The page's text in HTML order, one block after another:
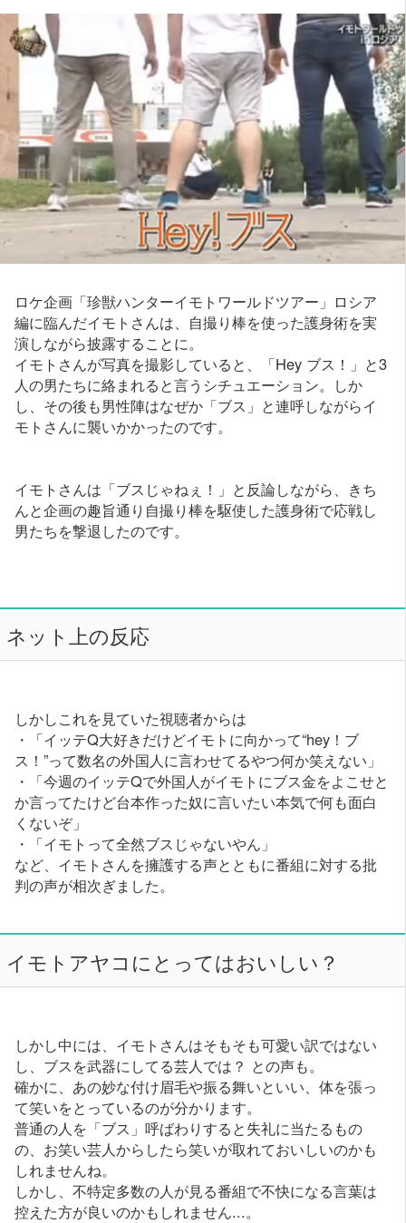
ロケ企画「珍獣ハンターイモトワールドツアー」ロシア
編に臨んだイモトさんは、自撮り棒を使った護身術を実
演しながら披露することに。
イモトさんが写真を撮影していると、「Hey ブス！」と3
人の男たちに絡まれると言うシチュエーション。しか
し、その後も男性陣はなぜか「ブス」と連呼しながらイ
モトさんに襲いかかったのです。
イモトさんは「ブスじゃねぇ！」と反論しながら、きち
んと企画の趣旨通り自撮り棒を駆使した護身術で応戦し
男たちを撃退したのです。
ネット上の反応
しかしこれを見ていた視聴者からは
・「イッテQ大好きだけどイモトに向かって“hey！ブ
ス！”って数名の外国人に言わせてるやつ何か笑えない」
・「今週のイッテQで外国人がイモトにブス金をよこせと
か言ってたけど台本作った奴に言いたい本気で何も面白
くないぞ」
・「イモトって全然ブスじゃないやん」
など、イモトさんを擁護する声とともに番組に対する批
判の声が相次ぎました。
イモトアヤコにとってはおいしい？
しかし中には、イモトさんはそもそも可愛い訳ではない
し、ブスを武器にしてる芸人では？ との声も。
確かに、あの妙な付け眉毛や振る舞いといい、体を張っ
て笑いをとっているのが分かります。
普通の人を「ブス」呼ばわりすると失礼に当たるもの
の、お笑い芸人からしたら笑いが取れておいしいのかも
しれませんね。
しかし、不特定多数の人が見る番組で不快になる言葉は
控えた方が良いのかもしれません...。